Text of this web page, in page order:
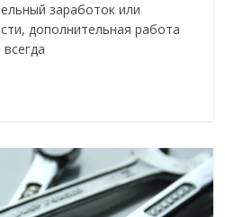
заработок или
дополнительная работа